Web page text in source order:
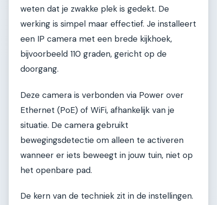
weten dat je zwakke plek is gedekt. De
werking is simpel maar effectief. Je installeert
een IP camera met een brede kijkhoek,
bijvoorbeeld 110 graden, gericht op de
doorgang.
Deze camera is verbonden via Power over
Ethernet (PoE) of WiFi, afhankelijk van je
situatie. De camera gebruikt
bewegingsdetectie om alleen te activeren
wanneer er iets beweegt in jouw tuin, niet op
het openbare pad.
De kern van de techniek zit in de instellingen.